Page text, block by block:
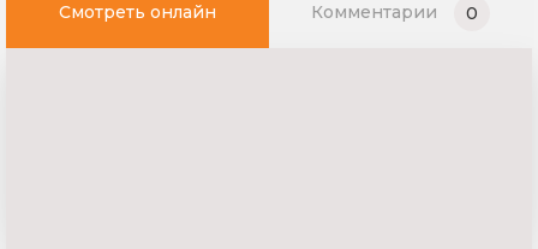
Смотреть онлайн Комментарии 0